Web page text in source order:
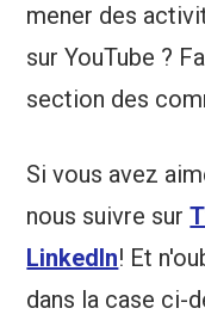
mener des
sur YouTube ?
section des
Si vous avez
nous suivre sur
LinkedIn! Et
dans la case ci-